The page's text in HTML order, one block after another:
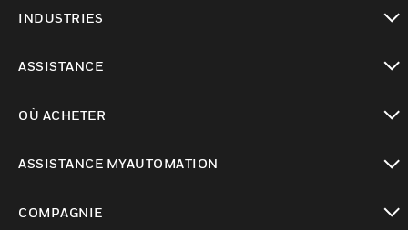
INDUSTRIES
ASSISTANCE
OÙ ACHETER
ASSISTANCE MYAUTOMATION
COMPAGNIE